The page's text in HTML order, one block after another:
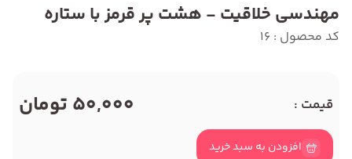
مهندسی خلاقیت - هشت پر قرمز با ستاره
کد محصول : 16
قیمت : 50,000 تومان
افزودن به سبد خرید